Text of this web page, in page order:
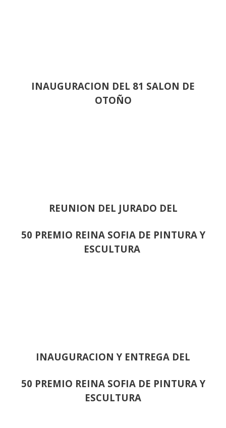
INAUGURACION DEL 81 SALON DE
OTOÑO
REUNION DEL JURADO DEL
50 PREMIO REINA SOFIA DE PINTURA Y
ESCULTURA
INAUGURACION Y ENTREGA DEL
50 PREMIO REINA SOFIA DE PINTURA Y
ESCULTURA